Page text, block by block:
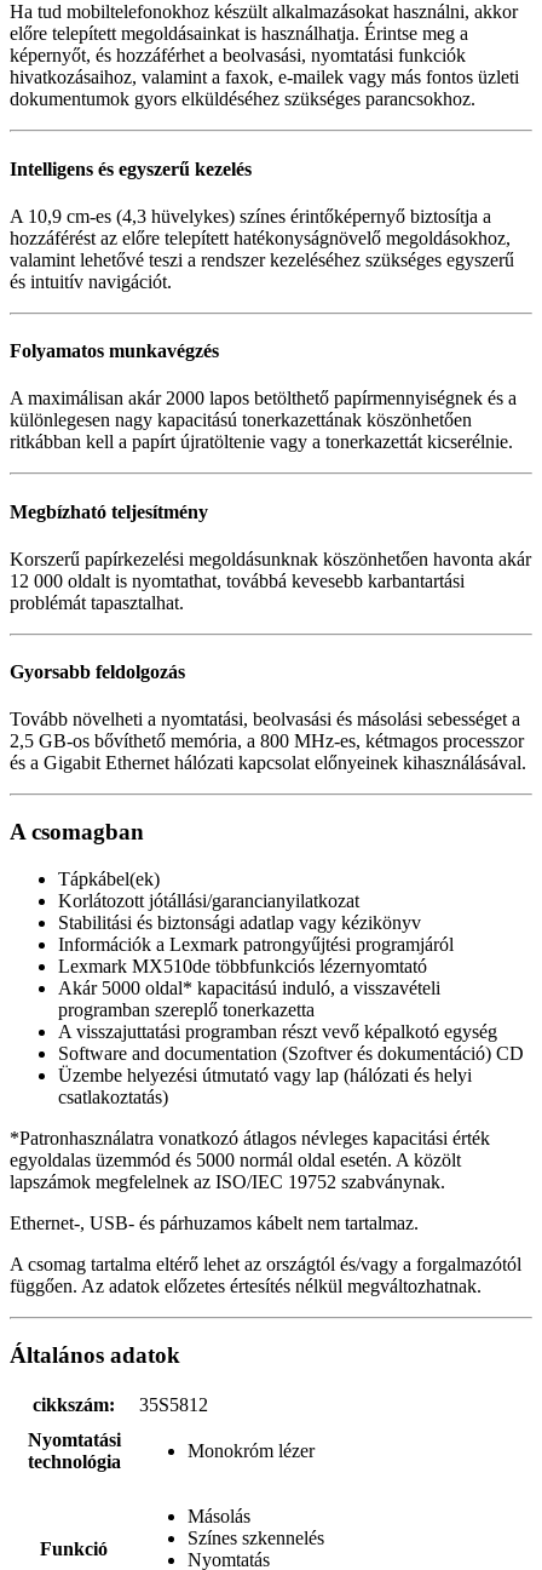
Ha tud mobiltelefonokhoz készült alkalmazásokat használni, akkor
előre telepített megoldásainkat is használhatja. Érintse meg a
képernyőt, és hozzáférhet a beolvasási, nyomtatási funkciók
hivatkozásaihoz, valamint a faxok, e-mailek vagy más fontos üzleti
dokumentumok gyors elküldéséhez szükséges parancsokhoz.
Intelligens és egyszerű kezelés
A 10,9 cm-es (4,3 hüvelykes) színes érintőképernyő biztosítja a
hozzáférést az előre telepített hatékonyságnövelő megoldásokhoz,
valamint lehetővé teszi a rendszer kezeléséhez szükséges egyszerű
és intuitív navigációt.
Folyamatos munkavégzés
A maximálisan akár 2000 lapos betölthető papírmennyiségnek és a
különlegesen nagy kapacitású tonerkazettának köszönhetően
ritkábban kell a papírt újratöltenie vagy a tonerkazettát kicserélnie.
Megbízható teljesítmény
Korszerű papírkezelési megoldásunknak köszönhetően havonta akár
12 000 oldalt is nyomtathat, továbbá kevesebb karbantartási
problémát tapasztalhat.
Gyorsabb feldolgozás
Tovább növelheti a nyomtatási, beolvasási és másolási sebességet a
2,5 GB-os bővíthető memória, a 800 MHz-es, kétmagos processzor
és a Gigabit Ethernet hálózati kapcsolat előnyeinek kihasználásával.
A csomagban
Tápkábel(ek)
Korlátozott jótállási/garancianyilatkozat
Stabilitási és biztonsági adatlap vagy kézikönyv
Információk a Lexmark patrongyűjtési programjáról
Lexmark MX510de többfunkciós lézernyomtató
Akár 5000 oldal* kapacitású induló, a visszavételi
programban szereplő tonerkazetta
A visszajuttatási programban részt vevő képalkotó egység
Software and documentation (Szoftver és dokumentáció) CD
Üzembe helyezési útmutató vagy lap (hálózati és helyi
csatlakoztatás)
*Patronhasználatra vonatkozó átlagos névleges kapacitási érték
egyoldalas üzemmód és 5000 normál oldal esetén. A közölt
lapszámok megfelelnek az ISO/IEC 19752 szabványnak.
Ethernet-, USB- és párhuzamos kábelt nem tartalmaz.
A csomag tartalma eltérő lehet az országtól és/vagy a forgalmazótól
függően. Az adatok előzetes értesítés nélkül megváltozhatnak.
Általános adatok
cikkszám:
35S5812
Nyomtatási
technológia
Monokróm lézer
Funkció
Másolás
Színes szkennelés
Nyomtatás